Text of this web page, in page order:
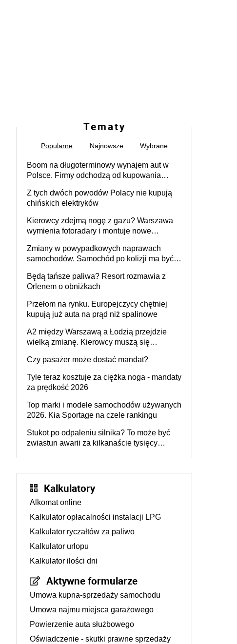
Tematy
Popularne Najnowsze Wybrane
Boom na długoterminowy wynajem aut w
Polsce. Firmy odchodzą od kupowania
Z tych dwóch powodów Polacy nie kupują
chińskich elektryków
Kierowcy zdejmą nogę z gazu? Warszawa
wymienia fotoradary i montuje nowe
Zmiany w powypadkowych naprawach
samochodów. Samochód po kolizji ma być
technologią producenta
Będą tańsze paliwa? Resort rozmawia z
Orlenem o obniżkach
Przełom na rynku. Europejczycy chętniej
kupują już auta na prąd niż spalinowe
A2 między Warszawą a Łodzią przejdzie
wielką zmianę. Kierowcy muszą się
Czy pasażer może dostać mandat?
Tyle teraz kosztuje za ciężka noga - mandaty
za prędkość 2026
Top marki i modele samochodów używanych
2026. Kia Sportage na czele rankingu
Stukot po odpaleniu silnika? To może być
zwiastun awarii za kilkanaście tysięcy
Kalkulatory
Alkomat online
Kalkulator opłacalności instalacji LPG
Kalkulator ryczałtów za paliwo
Kalkulator urlopu
Kalkulator ilości dni
Aktywne formularze
Umowa kupna-sprzedaży samochodu
Umowa najmu miejsca garażowego
Powierzenie auta służbowego
Oświadczenie - skutki prawne sprzedaży